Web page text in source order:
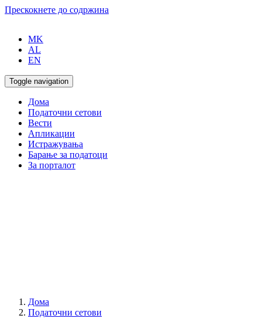
Прескокнете до содржина
MK
AL
EN
Toggle navigation
Дома
Податочни сетови
Вести
Апликации
Истражувања
Барање за податоци
За порталот
Дома
Податочни сетови